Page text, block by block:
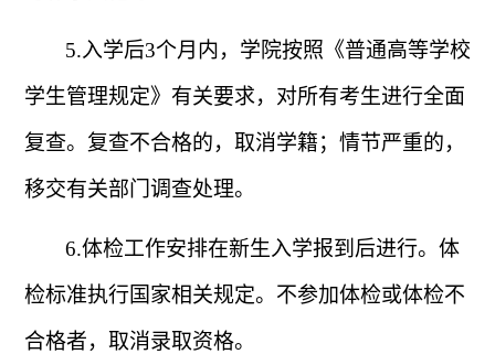
5.入学后3个月内，学院按照《普通高等学校
学生管理规定》有关要求，对所有考生进行全面
复查。复查不合格的，取消学籍；情节严重的，
移交有关部门调查处理。
6.体检工作安排在新生入学报到后进行。体
检标准执行国家相关规定。不参加体检或体检不
合格者，取消录取资格。